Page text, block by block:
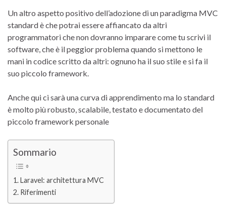
Un altro aspetto positivo dell’adozione di un paradigma MVC
standard è che potrai essere affiancato da altri
programmatori che non dovranno imparare come tu scrivi il
software, che è il peggior problema quando si mettono le
mani in codice scritto da altri: ognuno ha il suo stile e si fa il
suo piccolo framework.
Anche qui ci sarà una curva di apprendimento ma lo standard
è molto più robusto, scalabile, testato e documentato del
piccolo framework personale
Sommario
Laravel: architettura MVC
Riferimenti